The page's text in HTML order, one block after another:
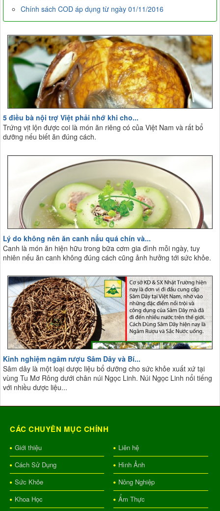
Chính sách COD áp dụng từ ngày 01/11/2016
5 điều bà nội trợ Việt phải nhớ khi cho...
Trứng vịt lộn được coi là món ăn riêng có của Việt Nam và rất bổ
dưỡng nếu biết ăn đúng cách.
Lý do không nên ăn canh nấu quá chín và...
Canh là món ăn hiện hữu trong bữa cơm gia đình mỗi ngày, tuy
nhiên nếu ăn canh không đúng cách cũng ảnh hưởng tới sức khỏe.
Kinh nghiệm ngâm rượu Sâm Dây và Bí...
Sâm dây là một loại dược liệu bổ dưỡng cho sức khỏe xuất xứ tại
vùng Tu Mơ Rông dưới chân núi Ngọc Linh. Núi Ngọc Linh nổi tiếng
với nhiều dược liệu...
CÁC CHUYÊN MỤC CHÍNH
Giới thiệu
Liên hệ
Cách Sử Dụng
Hình Ảnh
Sức Khỏe
Nông Nghiệp
Khoa Học
Ẩm Thực